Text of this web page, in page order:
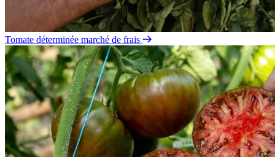
Tomate déterminée marché de frais